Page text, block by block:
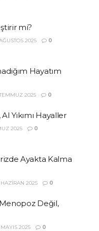
mi?
2025 0
Hayatım
2025 0
Yıkımı Hayaller
2025 0
Ayakta Kalma
2025 0
Değil,
2025 0